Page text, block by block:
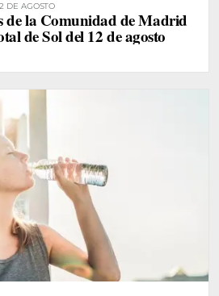
DE AGOSTO
de la Comunidad de Madrid
de Sol del 12 de agosto